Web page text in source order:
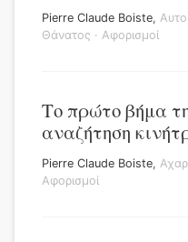
Pierre Claude Boiste,
Θάνατος · Αφορισμοί
Το πρώτο βήμα
αναζήτηση
Pierre Claude Boiste,
Αφορισμοί